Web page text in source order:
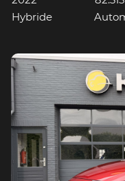
Hybride